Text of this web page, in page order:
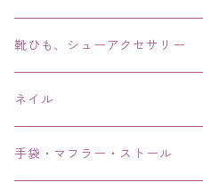
アンクレット
靴ひも、シューアクセサリー
ネイル
手袋・マフラー・ストール